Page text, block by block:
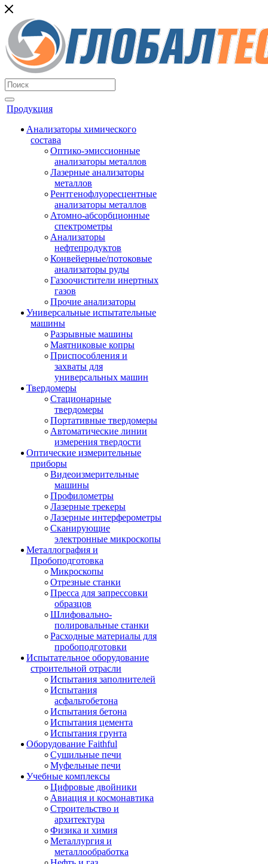
Продукция
Анализаторы химического
состава
Оптико-эмиссионные
анализаторы металлов
Лазерные анализаторы
металлов
Рентгенофлуоресцентные
анализаторы металлов
Атомно-абсорбционные
спектрометры
Анализаторы
нефтепродуктов
Конвейерные/потоковые
анализаторы руды
Газоочистители инертных
газов
Прочие анализаторы
Универсальные испытательные
машины
Разрывные машины
Маятниковые копры
Приспособления и
захваты для
универсальных машин
Твердомеры
Стационарные
твердомеры
Портативные твердомеры
Автоматические линии
измерения твердости
Оптические измерительные
приборы
Видеоизмерительные
машины
Профилометры
Лазерные трекеры
Лазерные интерферометры
Сканирующие
электронные микроскопы
Металлография и
Пробоподготовка
Микроскопы
Отрезные станки
Пресса для запрессовки
образцов
Шлифовально-
полировальные станки
Расходные материалы для
пробоподготовки
Испытательное оборудование
строительной отрасли
Испытания заполнителей
Испытания
асфальтобетона
Испытания бетона
Испытания цемента
Испытания грунта
Оборудование Faithful
Сушильные печи
Муфельные печи
Учебные комплексы
Цифровые двойники
Авиация и космонавтика
Строительство и
архитектура
Физика и химия
Металлургия и
металлообработка